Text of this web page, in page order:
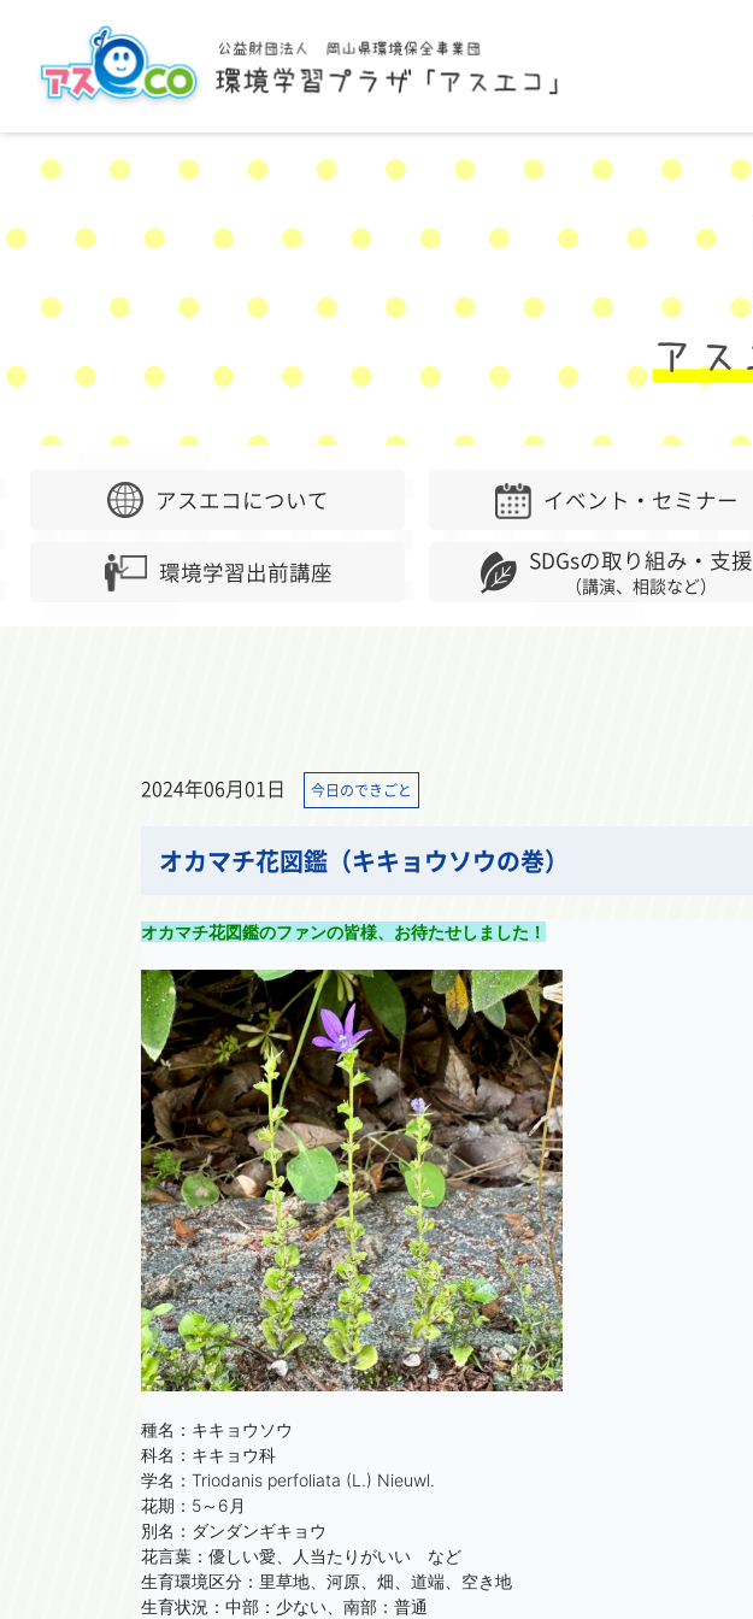
アスエコについて イベント・セミナー
環境学習出前講座 SDGsの取り組み・支援
（講演、相談など）
2024年06月01日 今日のできごと
オカマチ花図鑑（キキョウソウの巻）
オカマチ花図鑑のファンの皆様、お待たせしました！
種名：キキョウソウ
科名：キキョウ科
学名：Triodanis perfoliata (L.) Nieuwl.
花期：5～6月
別名：ダンダンギキョウ
花言葉：優しい愛、人当たりがいい　など
生育環境区分：里草地、河原、畑、道端、空き地
生育状況：中部：少ない、南部：普通